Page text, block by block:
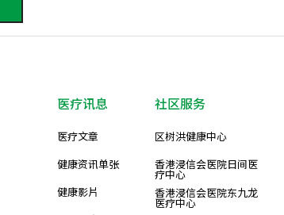
医疗讯息
医疗文章
健康资讯单张
健康影片
社区服务
区树洪健康中心
香港浸信会医院日间医
疗中心
香港浸信会医院东九龙
医疗中心